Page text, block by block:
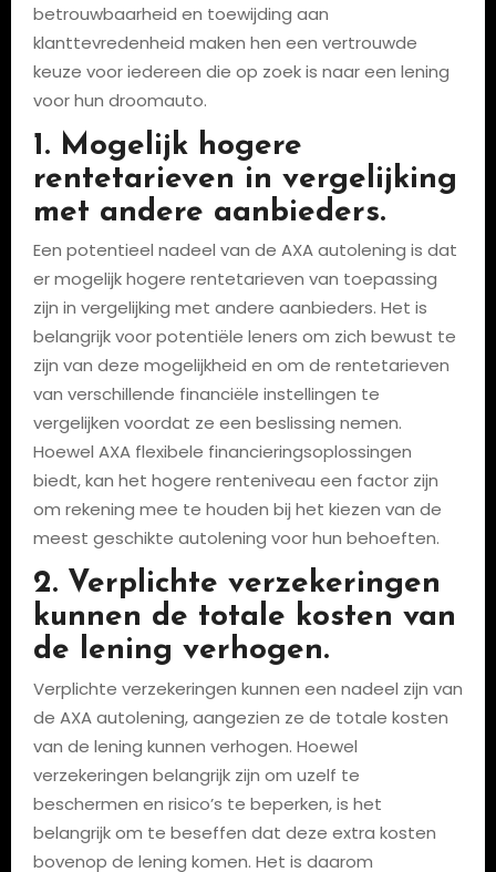
betrouwbaarheid en toewijding aan
klanttevredenheid maken hen een vertrouwde
keuze voor iedereen die op zoek is naar een lening
voor hun droomauto.
1. Mogelijk hogere
rentetarieven in vergelijking
met andere aanbieders.
Een potentieel nadeel van de AXA autolening is dat
er mogelijk hogere rentetarieven van toepassing
zijn in vergelijking met andere aanbieders. Het is
belangrijk voor potentiële leners om zich bewust te
zijn van deze mogelijkheid en om de rentetarieven
van verschillende financiële instellingen te
vergelijken voordat ze een beslissing nemen.
Hoewel AXA flexibele financieringsoplossingen
biedt, kan het hogere renteniveau een factor zijn
om rekening mee te houden bij het kiezen van de
meest geschikte autolening voor hun behoeften.
2. Verplichte verzekeringen
kunnen de totale kosten van
de lening verhogen.
Verplichte verzekeringen kunnen een nadeel zijn van
de AXA autolening, aangezien ze de totale kosten
van de lening kunnen verhogen. Hoewel
verzekeringen belangrijk zijn om uzelf te
beschermen en risico’s te beperken, is het
belangrijk om te beseffen dat deze extra kosten
bovenop de lening komen. Het is daarom